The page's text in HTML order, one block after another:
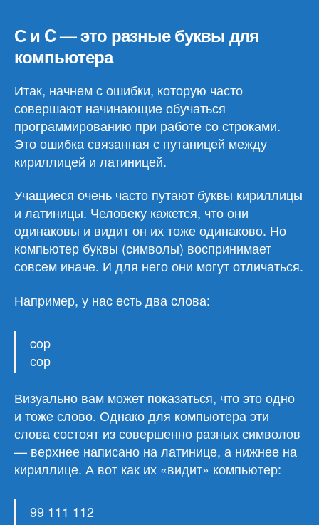
С и C — это разные буквы для
компьютера
Итак, начнем с ошибки, которую часто
совершают начинающие обучаться
программированию при работе со строками.
Это ошибка связанная с путаницей между
кириллицей и латиницей.
Учащиеся очень часто путают буквы кириллицы
и латиницы. Человеку кажется, что они
одинаковы и видит он их тоже одинаково. Но
компьютер буквы (символы) воспринимает
совсем иначе. И для него они могут отличаться.
Например, у нас есть два слова:
cop
сор
Визуально вам может показаться, что это одно
и тоже слово. Однако для компьютера эти
слова состоят из совершенно разных символов
— верхнее написано на латинице, а нижнее на
кириллице. А вот как их «видит» компьютер:
99 111 112